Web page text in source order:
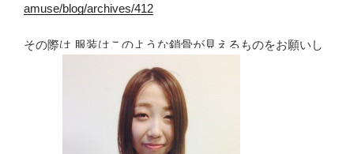
amuse/blog/archives/412
その際は 服装はこのような鎖骨が見えるものをお願いし